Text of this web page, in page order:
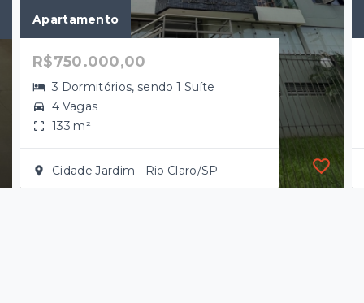
Apartamento
R$750.000,00
3 Dormitórios, sendo 1 Suíte
4 Vagas
133 m²
Cidade Jardim - Rio Claro/SP